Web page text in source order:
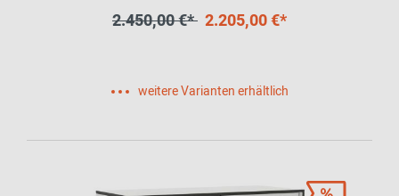
2.450,00 €* 2.205,00 €*
weitere Varianten erhältlich